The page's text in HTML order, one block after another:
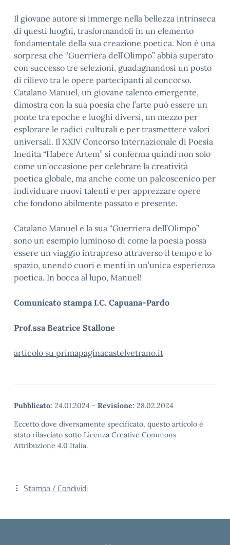
Il giovane autore si immerge nella bellezza intrinseca
di questi luoghi, trasformandoli in un elemento
fondamentale della sua creazione poetica. Non è una
sorpresa che “Guerriera dell’Olimpo” abbia superato
con successo tre selezioni, guadagnandosi un posto
di rilievo tra le opere partecipanti al concorso.
Catalano Manuel, un giovane talento emergente,
dimostra con la sua poesia che l’arte può essere un
ponte tra epoche e luoghi diversi, un mezzo per
esplorare le radici culturali e per trasmettere valori
universali. Il XXIV Concorso Internazionale di Poesia
Inedita “Habere Artem” si conferma quindi non solo
come un’occasione per celebrare la creatività
poetica globale, ma anche come un palcoscenico per
individuare nuovi talenti e per apprezzare opere
che fondono abilmente passato e presente.
Catalano Manuel e la sua “Guerriera dell’Olimpo”
sono un esempio luminoso di come la poesia possa
essere un viaggio intrapreso attraverso il tempo e lo
spazio, unendo cuori e menti in un’unica esperienza
poetica. In bocca al lupo, Manuel!
Comunicato stampa I.C. Capuana-Pardo
Prof.ssa Beatrice Stallone
articolo su primapaginacastelvetrano.it
Pubblicato: 24.01.2024 - Revisione: 28.02.2024
Eccetto dove diversamente specificato, questo articolo è
stato rilasciato sotto Licenza Creative Commons
Attribuzione 4.0 Italia.
Stampa / Condividi